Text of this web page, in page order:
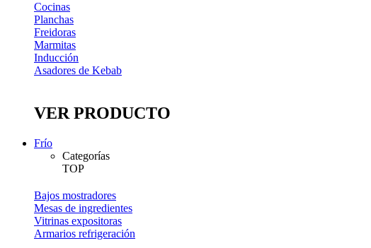
Cocinas
Planchas
Freidoras
Marmitas
Inducción
Asadores de Kebab
VER PRODUCTO
Frío
Categorías
TOP
Bajos mostradores
Mesas de ingredientes
Vitrinas expositoras
Armarios refrigeración